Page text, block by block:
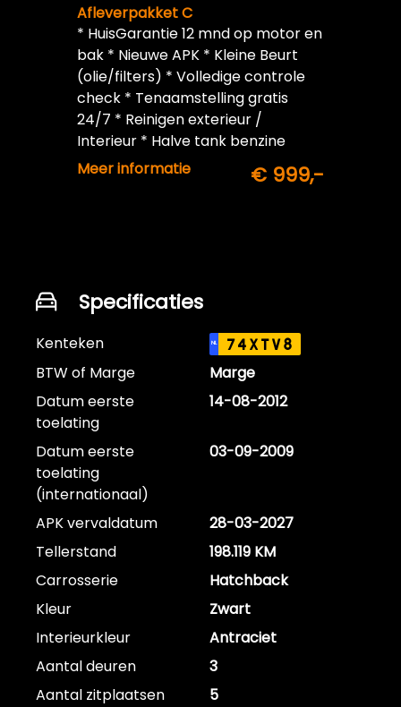
Afleverpakket C
* HuisGarantie 12 mnd op motor en
bak * Nieuwe APK * Kleine Beurt
(olie/filters) * Volledige controle
check * Tenaamstelling gratis
24/7 * Reinigen exterieur /
Interieur * Halve tank benzine
inbegrepen
Meer informatie € 999,-
Specificaties
Kenteken NL 74XTV8
BTW of Marge
Marge
Datum eerste
toelating
14-08-2012
Datum eerste
toelating
(internationaal)
03-09-2009
APK vervaldatum
28-03-2027
Tellerstand
198.119 KM
Carrosserie
Hatchback
Kleur
Zwart
Interieurkleur
Antraciet
Aantal deuren
3
Aantal zitplaatsen
5